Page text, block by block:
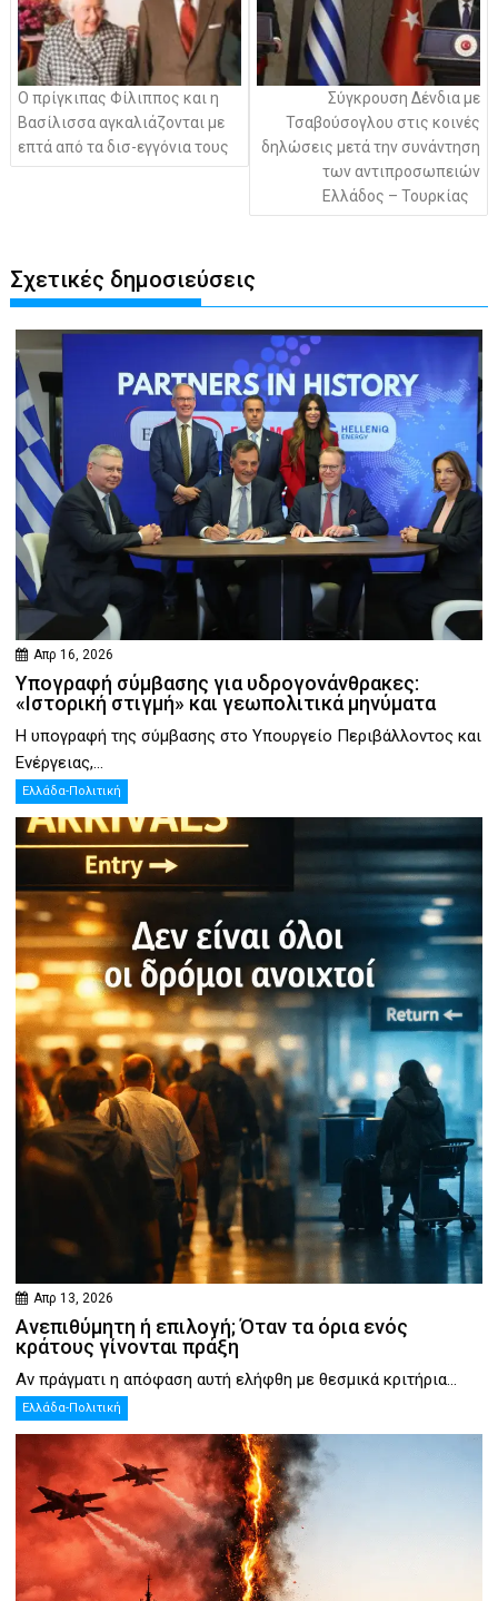
Ο πρίγκιπας Φίλιππος και η
Βασίλισσα αγκαλιάζονται με
επτά από τα δισ-εγγόνια τους
Σύγκρουση Δένδια με
Τσαβούσογλου στις κοινές
δηλώσεις μετά την συνάντηση
των αντιπροσωπειών
Ελλάδος – Τουρκίας
Σχετικές δημοσιεύσεις
Απρ 16, 2026
Υπογραφή σύμβασης για υδρογονάνθρακες:
«Ιστορική στιγμή» και γεωπολιτικά μηνύματα
Η υπογραφή της σύμβασης στο Υπουργείο Περιβάλλοντος και
Ενέργειας,...
Ελλάδα-Πολιτική
Απρ 13, 2026
Ανεπιθύμητη ή επιλογή; Όταν τα όρια ενός
κράτους γίνονται πράξη
Αν πράγματι η απόφαση αυτή ελήφθη με θεσμικά κριτήρια...
Ελλάδα-Πολιτική